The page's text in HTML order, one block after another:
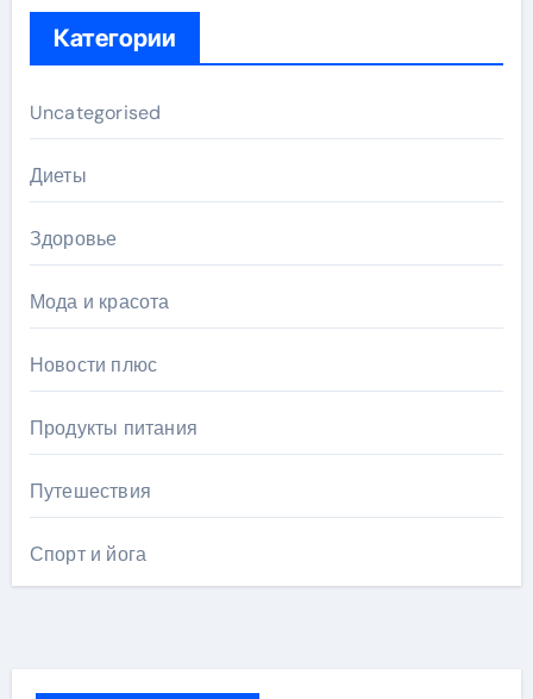
Категории
Uncategorised
Диеты
Здоровье
Мода и красота
Новости плюс
Продукты питания
Путешествия
Спорт и йога